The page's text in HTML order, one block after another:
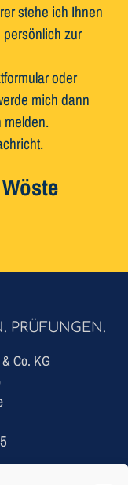
stehe ich Ihnen
zur
oder
mich dann
melden.
PRÜFUNGEN.
Co. KG